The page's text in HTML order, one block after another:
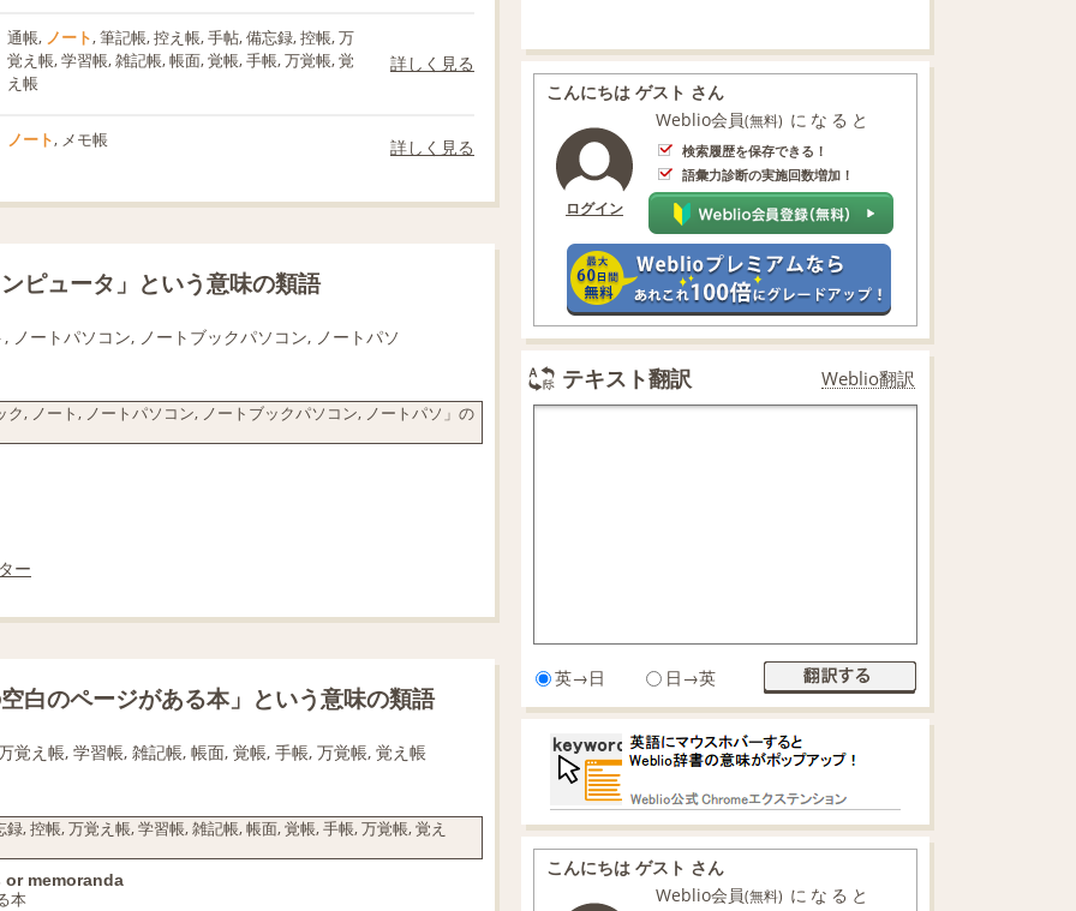
通帳, ノート, 筆記帳, 控え帳, 手帖, 備忘録, 控帳, 万
覚え帳, 学習帳, 雑記帳, 帳面, 覚帳, 手帳, 万覚帳, 覚
え帳
詳しく見る
ノート, メモ帳 詳しく見る
ピュータ」という意味の類語
ノートパソコン, ノートブックパソコン, ノートパソ
, ノート, ノートパソコン, ノートブックパソコン, ノートパソ」の
ー
白のページがある本」という意味の類語
覚え帳, 学習帳, 雑記帳, 帳面, 覚帳, 手帳, 万覚帳, 覚え帳
, 控帳, 万覚え帳, 学習帳, 雑記帳, 帳面, 覚帳, 手帳, 万覚帳, 覚え
memoranda
本
こんにちは ゲスト さん
ログイン
Weblio会員(無料) になると
検索履歴を保存できる！
語彙力診断の実施回数増加！
テキスト翻訳 Weblio翻訳
英→日 日→英
こんにちは ゲスト さん
Weblio会員(無料) になると